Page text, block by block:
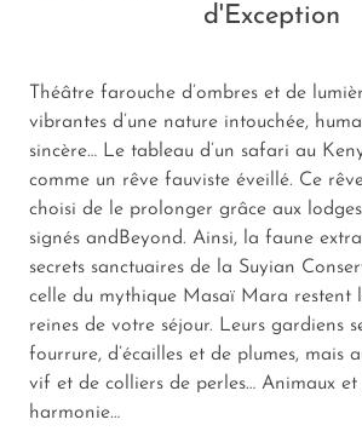
d'Exception
Théâtre farouche d’ombres et de
vibrantes d’une nature intouchée,
sincère… Le tableau d’un safari au
comme un rêve fauviste éveillé. Ce
choisi de le prolonger grâce aux
signés andBeyond. Ainsi, la faune
secrets sanctuaires de la Suyian
celle du mythique Masaï Mara restent
reines de votre séjour. Leurs gardiens
fourrure, d’écailles et de plumes, mais
vif et de colliers de perles… Animaux et
harmonie…